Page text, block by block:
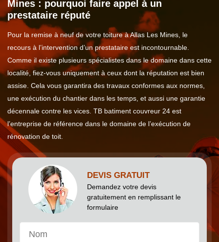
Mines : pourquoi faire appel à un
prestataire réputé
Pour la remise à neuf de votre toiture à Allas Les Mines, le
recours à l’intervention d’un prestataire est incontournable.
Comme il existe plusieurs spécialistes dans le domaine dans cette
localité, fiez-vous uniquement à ceux dont la réputation est bien
assise. Cela vous garantira des travaux conformes aux normes,
une exécution du chantier dans les temps, et aussi une garantie
décennale contre les vices. TB batiment couvreur 24 est
l’entreprise de référence dans le domaine de l’exécution de
rénovation de toit.
DEVIS GRATUIT
Demandez votre devis
gratuitement en remplissant le
formulaire